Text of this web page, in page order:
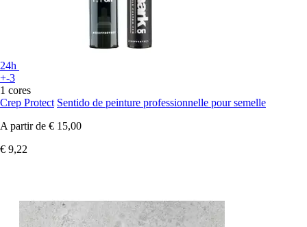
24h
+-3
1 cores
Crep Protect Sentido de peinture professionnelle pour semelle
A partir de € 15,00
€ 9,22